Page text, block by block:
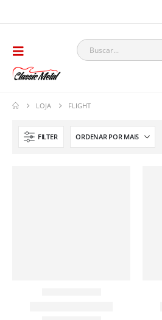
LOJA FLIGHT
FILTER